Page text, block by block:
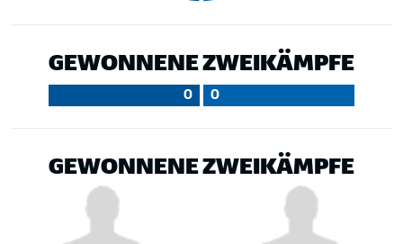
GEWONNENE ZWEIKÄMPFE
0 0
GEWONNENE ZWEIKÄMPFE